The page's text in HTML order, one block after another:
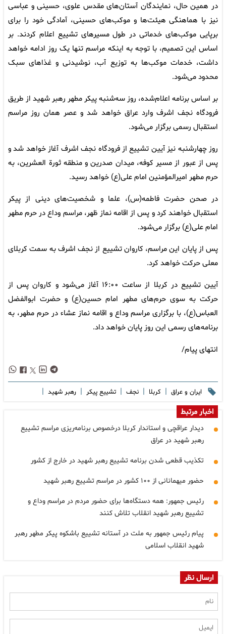
در همین حال، نمایندگان آستان‌های مقدس علوی، حسینی و عباسی
نیز با هماهنگی هیئت‌ها و موکب‌های حسینی، آمادگی خود را برای
برپایی موکب‌های خدماتی در طول مسیرهای تشییع اعلام کردند. بر
اساس این تصمیم، با توجه به اینکه مراسم تنها یک روز ادامه خواهد
داشت، خدمات موکب‌ها به توزیع آب، نوشیدنی و غذاهای سبک
محدود می‌شود.
بر اساس برنامه اعلام‌شده، روز سه‌شنبه پیکر مطهر رهبر شهید از طریق
فرودگاه نجف اشرف وارد عراق خواهد شد و عصر همان روز مراسم
استقبال رسمی برگزار می‌شود.
روز چهارشنبه نیز آیین تشییع از فرودگاه نجف اشرف آغاز خواهد شد و
پس از عبور از مسیر کوفه، میدان صدرین و منطقه ثورة العشرین، به
حرم مطهر امیرالمؤمنین امام علی(ع) خواهد رسید.
در صحن حضرت فاطمه(س)، علما و شخصیت‌های دینی از پیکر
استقبال خواهند کرد و پس از اقامه نماز ظهر، مراسم وداع در حرم مطهر
امام علی(ع) برگزار می‌شود.
پس از پایان این مراسم، کاروان تشییع از نجف اشرف به سمت کربلای
معلی حرکت خواهد کرد.
آیین تشییع در کربلا از ساعت ۱۶:۰۰ آغاز می‌شود و کاروان پس از
حرکت به سوی حرم‌های مطهر امام حسین(ع) و حضرت ابوالفضل
العباس(ع)، با برگزاری مراسم وداع و اقامه نماز عشاء در حرم مطهر، به
برنامه‌های رسمی این روز پایان خواهد داد.
انتهای پیام/
ایران و عراق | کربلا | نجف | تشییع پیکر | رهبر شهید |
اخبار مرتبط
دیدار عراقچی و استاندار کربلا درخصوص برنامه‌ریزی مراسم تشییع
رهبر شهید در عراق
تکذیب قطعی شدن برنامه تشییع رهبر شهید در خارج از کشور
حضور میهمانانی از ۱۰۰ کشور در مراسم تشییع رهبر شهید
رئیس جمهور: همه دستگاه‌ها برای حضور مردم در مراسم وداع و
تشییع رهبر شهید انقلاب تلاش کنند
پیام رئیس جمهور به ملت در آستانه تشییع باشکوه پیکر مطهر رهبر
شهید انقلاب اسلامی
ارسال نظر